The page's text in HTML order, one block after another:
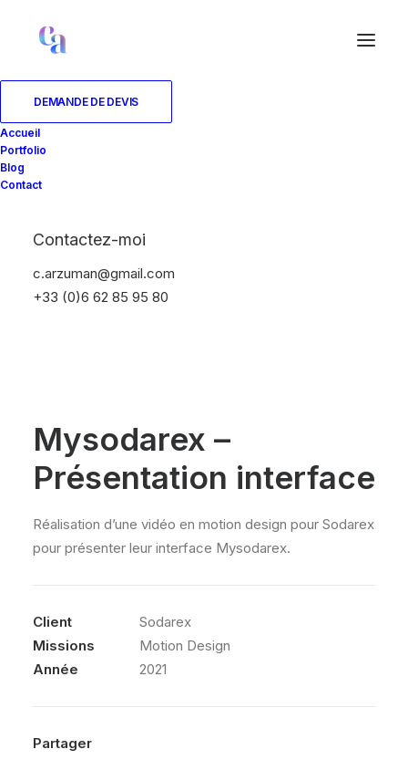
DEMANDE DE DEVIS
Accueil
Portfolio
Blog
Contact
Contactez-moi
c.arzuman@gmail.com
+33 (0)6 62 85 95 80
Mysodarex –
Présentation interface
Réalisation d’une vidéo en motion design pour Sodarex
pour présenter leur interface Mysodarex.
Client
Sodarex
Missions
Motion Design
Année
2021
Partager